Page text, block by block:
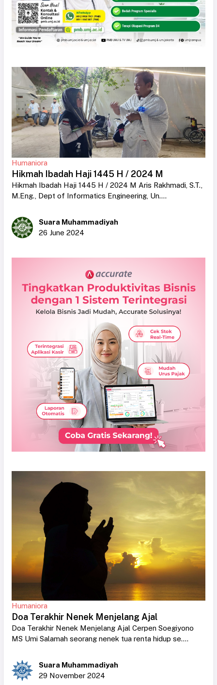
Humaniora
Hikmah Ibadah Haji 1445 H / 2024 M
Hikmah Ibadah Haji 1445 H / 2024 M Aris Rakhmadi, S.T.,
M.Eng., Dept of Informatics Engineering, Un....
Suara Muhammadiyah
26 June 2024
Humaniora
Doa Terakhir Nenek Menjelang Ajal
Doa Terakhir Nenek Menjelang Ajal Cerpen Soegiyono
MS Umi Salamah seorang nenek tua renta hidup se....
Suara Muhammadiyah
29 November 2024